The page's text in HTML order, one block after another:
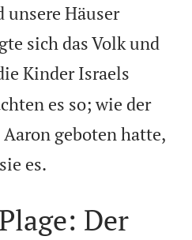
unsere Häuser
sich das Volk und
Kinder Israels
es so; wie der
Aaron geboten hatte,
es.
Der